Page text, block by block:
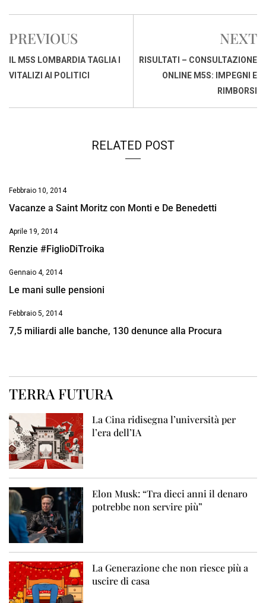
c
b
o
o
a
s
A
p
n
d
I
r
d
a
p
i
i
PREVIOUS
IL M5S LOMBARDIA TAGLIA I
VITALIZI AI POLITICI
NEXT
RISULTATI – CONSULTAZIONE
ONLINE M5S: IMPEGNI E
RIMBORSI
RELATED POST
Febbraio 10, 2014
Vacanze a Saint Moritz con Monti e De Benedetti
Aprile 19, 2014
Renzie #FiglioDiTroika
Gennaio 4, 2014
Le mani sulle pensioni
Febbraio 5, 2014
7,5 miliardi alle banche, 130 denunce alla Procura
TERRA FUTURA
La Cina ridisegna l’università per
l’era dell’IA
Elon Musk: “Tra dieci anni il denaro
potrebbe non servire più”
La Generazione che non riesce più a
uscire di casa